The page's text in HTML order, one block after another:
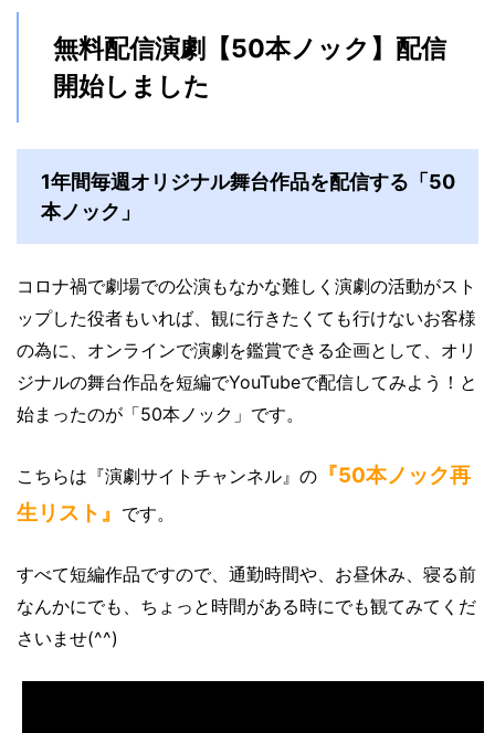
無料配信演劇【50本ノック】配信
開始しました
1年間毎週オリジナル舞台作品を配信する「50
本ノック」
コロナ禍で劇場での公演もなかな難しく演劇の活動がスト
ップした役者もいれば、観に行きたくても行けないお客様
の為に、オンラインで演劇を鑑賞できる企画として、オリ
ジナルの舞台作品を短編でYouTubeで配信してみよう！と
始まったのが「50本ノック」です。
こちらは『演劇サイトチャンネル』の 『50本ノック再
生リスト』 です。
すべて短編作品ですので、通勤時間や、お昼休み、寝る前
なんかにでも、ちょっと時間がある時にでも観てみてくだ
さいませ(^^)